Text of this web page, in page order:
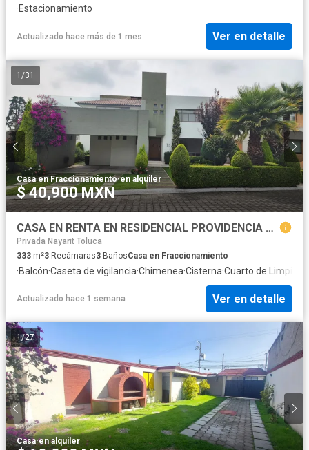
·Estacionamiento
Actualizado hace más de 1 mes Ver en detalle
1 /31
Casa en Fraccionamiento·en alquiler
$ 40,900 MXN
CASA EN RENTA EN RESIDENCIAL PROVIDENCIA METEPEC
Privada Nayarit Toluca
333 m²3 Recámaras3 BañosCasa en Fraccionamiento
·Balcón·Caseta de vigilancia·Chimenea·Cisterna·Cuarto de Limpieza
Actualizado hace 1 semana Ver en detalle
1/27
Casa·en alquiler